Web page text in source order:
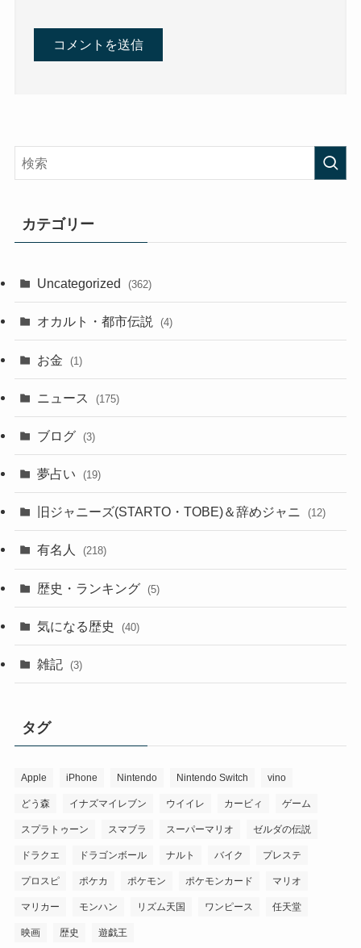
カテゴリー
Uncategorized (362)
オカルト・都市伝説 (4)
お金 (1)
ニュース (175)
ブログ (3)
夢占い (19)
旧ジャニーズ(STARTO・TOBE)＆辞めジャニ (12)
有名人 (218)
歴史・ランキング (5)
気になる歴史 (40)
雑記 (3)
タグ
Apple iPhone Nintendo Nintendo Switch vino
どう森 イナズマイレブン ウイイレ カービィ ゲーム
スプラトゥーン スマブラ スーパーマリオ ゼルダの伝説
ドラクエ ドラゴンボール ナルト バイク プレステ
プロスピ ポケカ ポケモン ポケモンカード マリオ
マリカー モンハン リズム天国 ワンピース 任天堂
映画 歴史 遊戯王